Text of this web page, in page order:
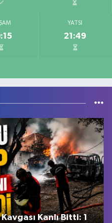
YATSI
21:49
Kanlı Bitti: 1